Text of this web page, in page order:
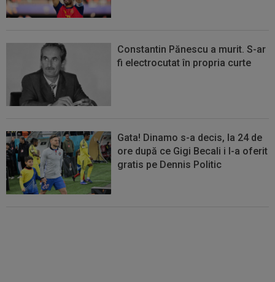
Constantin Pănescu a murit. S-ar
fi electrocutat în propria curte
Gata! Dinamo s-a decis, la 24 de
ore după ce Gigi Becali i l-a oferit
gratis pe Dennis Politic